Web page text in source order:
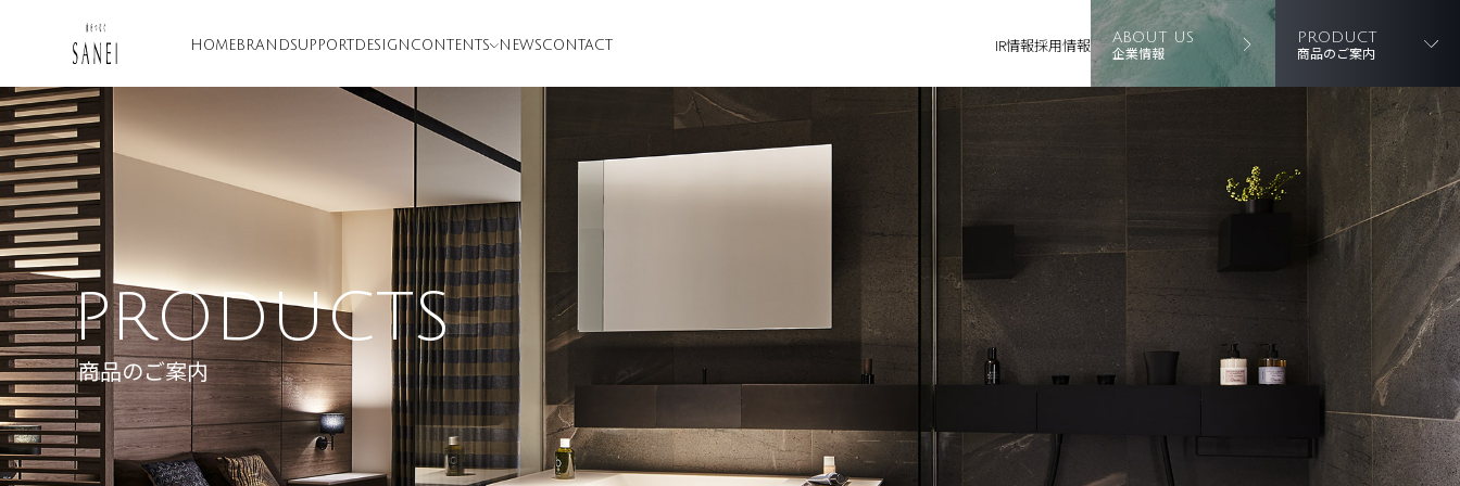
HOME BRANDSUPPORT DESIGN CONTENTS NEWSCONTACT IR情報採用情報 ABOUT US
企業情報
PRODUCT
商品のご案内
PRODUCTS
商品のご案内